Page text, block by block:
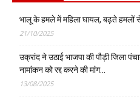
भालू के हमले में महिला घायल, बढ़ते हमलों
21/10/2025
उक्रांद ने उठाई भाजपा की पौड़ी जिला
नामांकन को रद्द करने की मांग…
13/08/2025